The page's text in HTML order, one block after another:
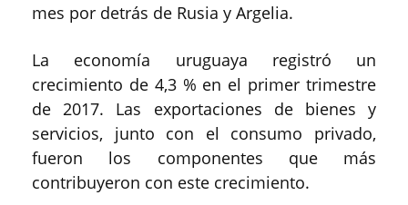
mes por detrás de Rusia y Argelia.
La economía uruguaya registró un
crecimiento de 4,3 % en el primer trimestre
de 2017. Las exportaciones de bienes y
servicios, junto con el consumo privado,
fueron los componentes que más
contribuyeron con este crecimiento.